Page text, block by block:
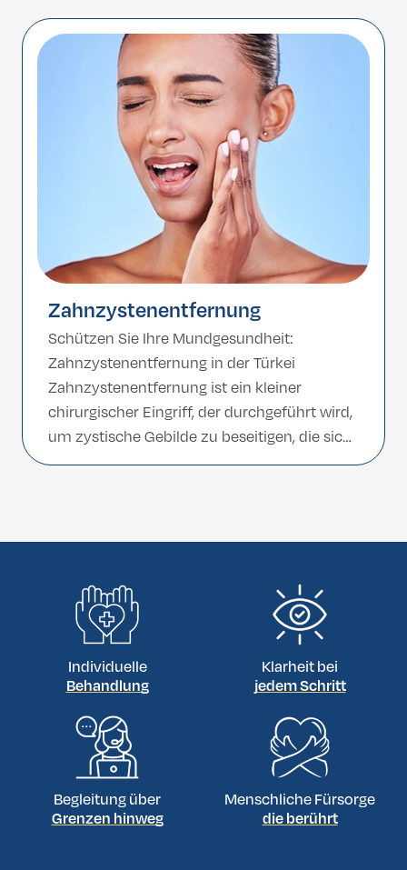
Zahnimplantate vorzubereiten. Bei dieser
Technik wird der erforderliche Platz und das
notwendige Knochenvolumen geschaffen,
indem die Sinusmembran vorsichtig
angehoben und Knochenersatzmaterial
eingesetzt […]
Zahnzystenentfernung
Schützen Sie Ihre Mundgesundheit:
Zahnzystenentfernung in der Türkei
Zahnzystenentfernung ist ein kleiner
chirurgischer Eingriff, der durchgeführt wird,
um zystische Gebilde zu beseitigen, die sich
im Kieferknochen oder um die Zähne herum
und erfahrenen Kieferchirurgen bietet die
Türkei […]
Individuelle
Behandlung
Klarheit bei
jedem Schritt
Begleitung über
Grenzen hinweg
Menschliche Fürsorge
die berührt